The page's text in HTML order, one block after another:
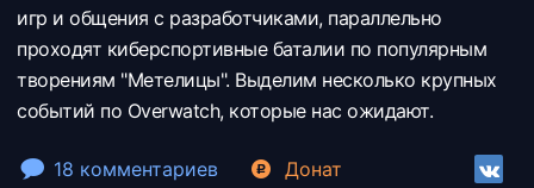
игр и общения с разработчиками, параллельно
проходят киберспортивные баталии по популярным
творениям "Метелицы". Выделим несколько крупных
событий по Overwatch, которые нас ожидают.
18 комментариев Донат